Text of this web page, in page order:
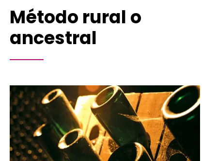
Método rural o
ancestral